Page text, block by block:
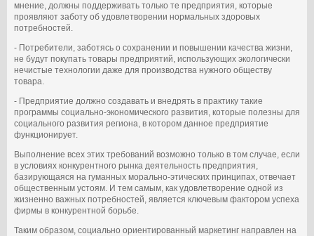
мнение, должны поддерживать только те предприятия, которые
проявляют заботу об удовлетворении нормальных здоровых
потребностей.
- Потребители, заботясь о сохранении и повышении качества жизни,
не будут покупать товары предприятий, использующих экологически
нечистые технологии даже для производства нужного обществу
товара.
- Предприятие должно создавать и внедрять в практику такие
программы социально-экономического развития, которые полезны для
социального развития региона, в котором данное предприятие
функционирует.
Выполнение всех этих требований возможно только в том случае, если
в условиях конкурентного рынка деятельность предприятия,
базирующаяся на гуманных морально-этических принципах, отвечает
общественным устоям. И тем самым, как удовлетворение одной из
жизненно важных потребностей, является ключевым фактором успеха
фирмы в конкурентной борьбе.
Таким образом, социально ориентированный маркетинг направлен на